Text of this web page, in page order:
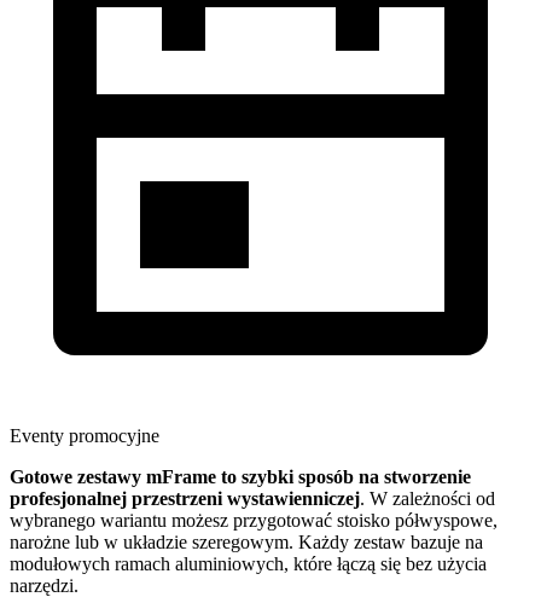
Eventy promocyjne
Gotowe zestawy mFrame to szybki sposób na stworzenie
profesjonalnej przestrzeni wystawienniczej. W zależności od
wybranego wariantu możesz przygotować stoisko półwyspowe,
narożne lub w układzie szeregowym. Każdy zestaw bazuje na
modułowych ramach aluminiowych, które łączą się bez użycia
narzędzi.